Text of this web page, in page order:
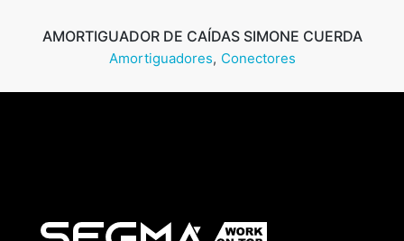
Leer más
AMORTIGUADOR DE CAÍDAS SIMONE CUERDA
Amortiguadores Conectores